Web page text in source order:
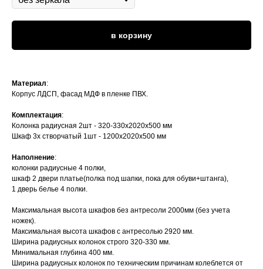
в корзину
Материал:
Корпус ЛДСП, фасад МДФ в пленке ПВХ.
Комплектация:
Колонка радиусная 2шт - 320-330x2020x500 мм
Шкаф 3х створчатый 1шт - 1200x2020x500 мм
Наполнение:
колонки радиусные 4 полки,
шкаф 2 двери платье(полка под шапки, пока для обуви+штанга),
1 дверь белье 4 полки.
Максимальная высота шкафов без антресоли 2000мм (без учета
ножек).
Максимальная высота шкафов с антресолью 2920 мм.
Ширина радиусных колонок строго 320-330 мм.
Минимальная глубина 400 мм.
Ширина радиусных колонок по техническим причинам колеблется от